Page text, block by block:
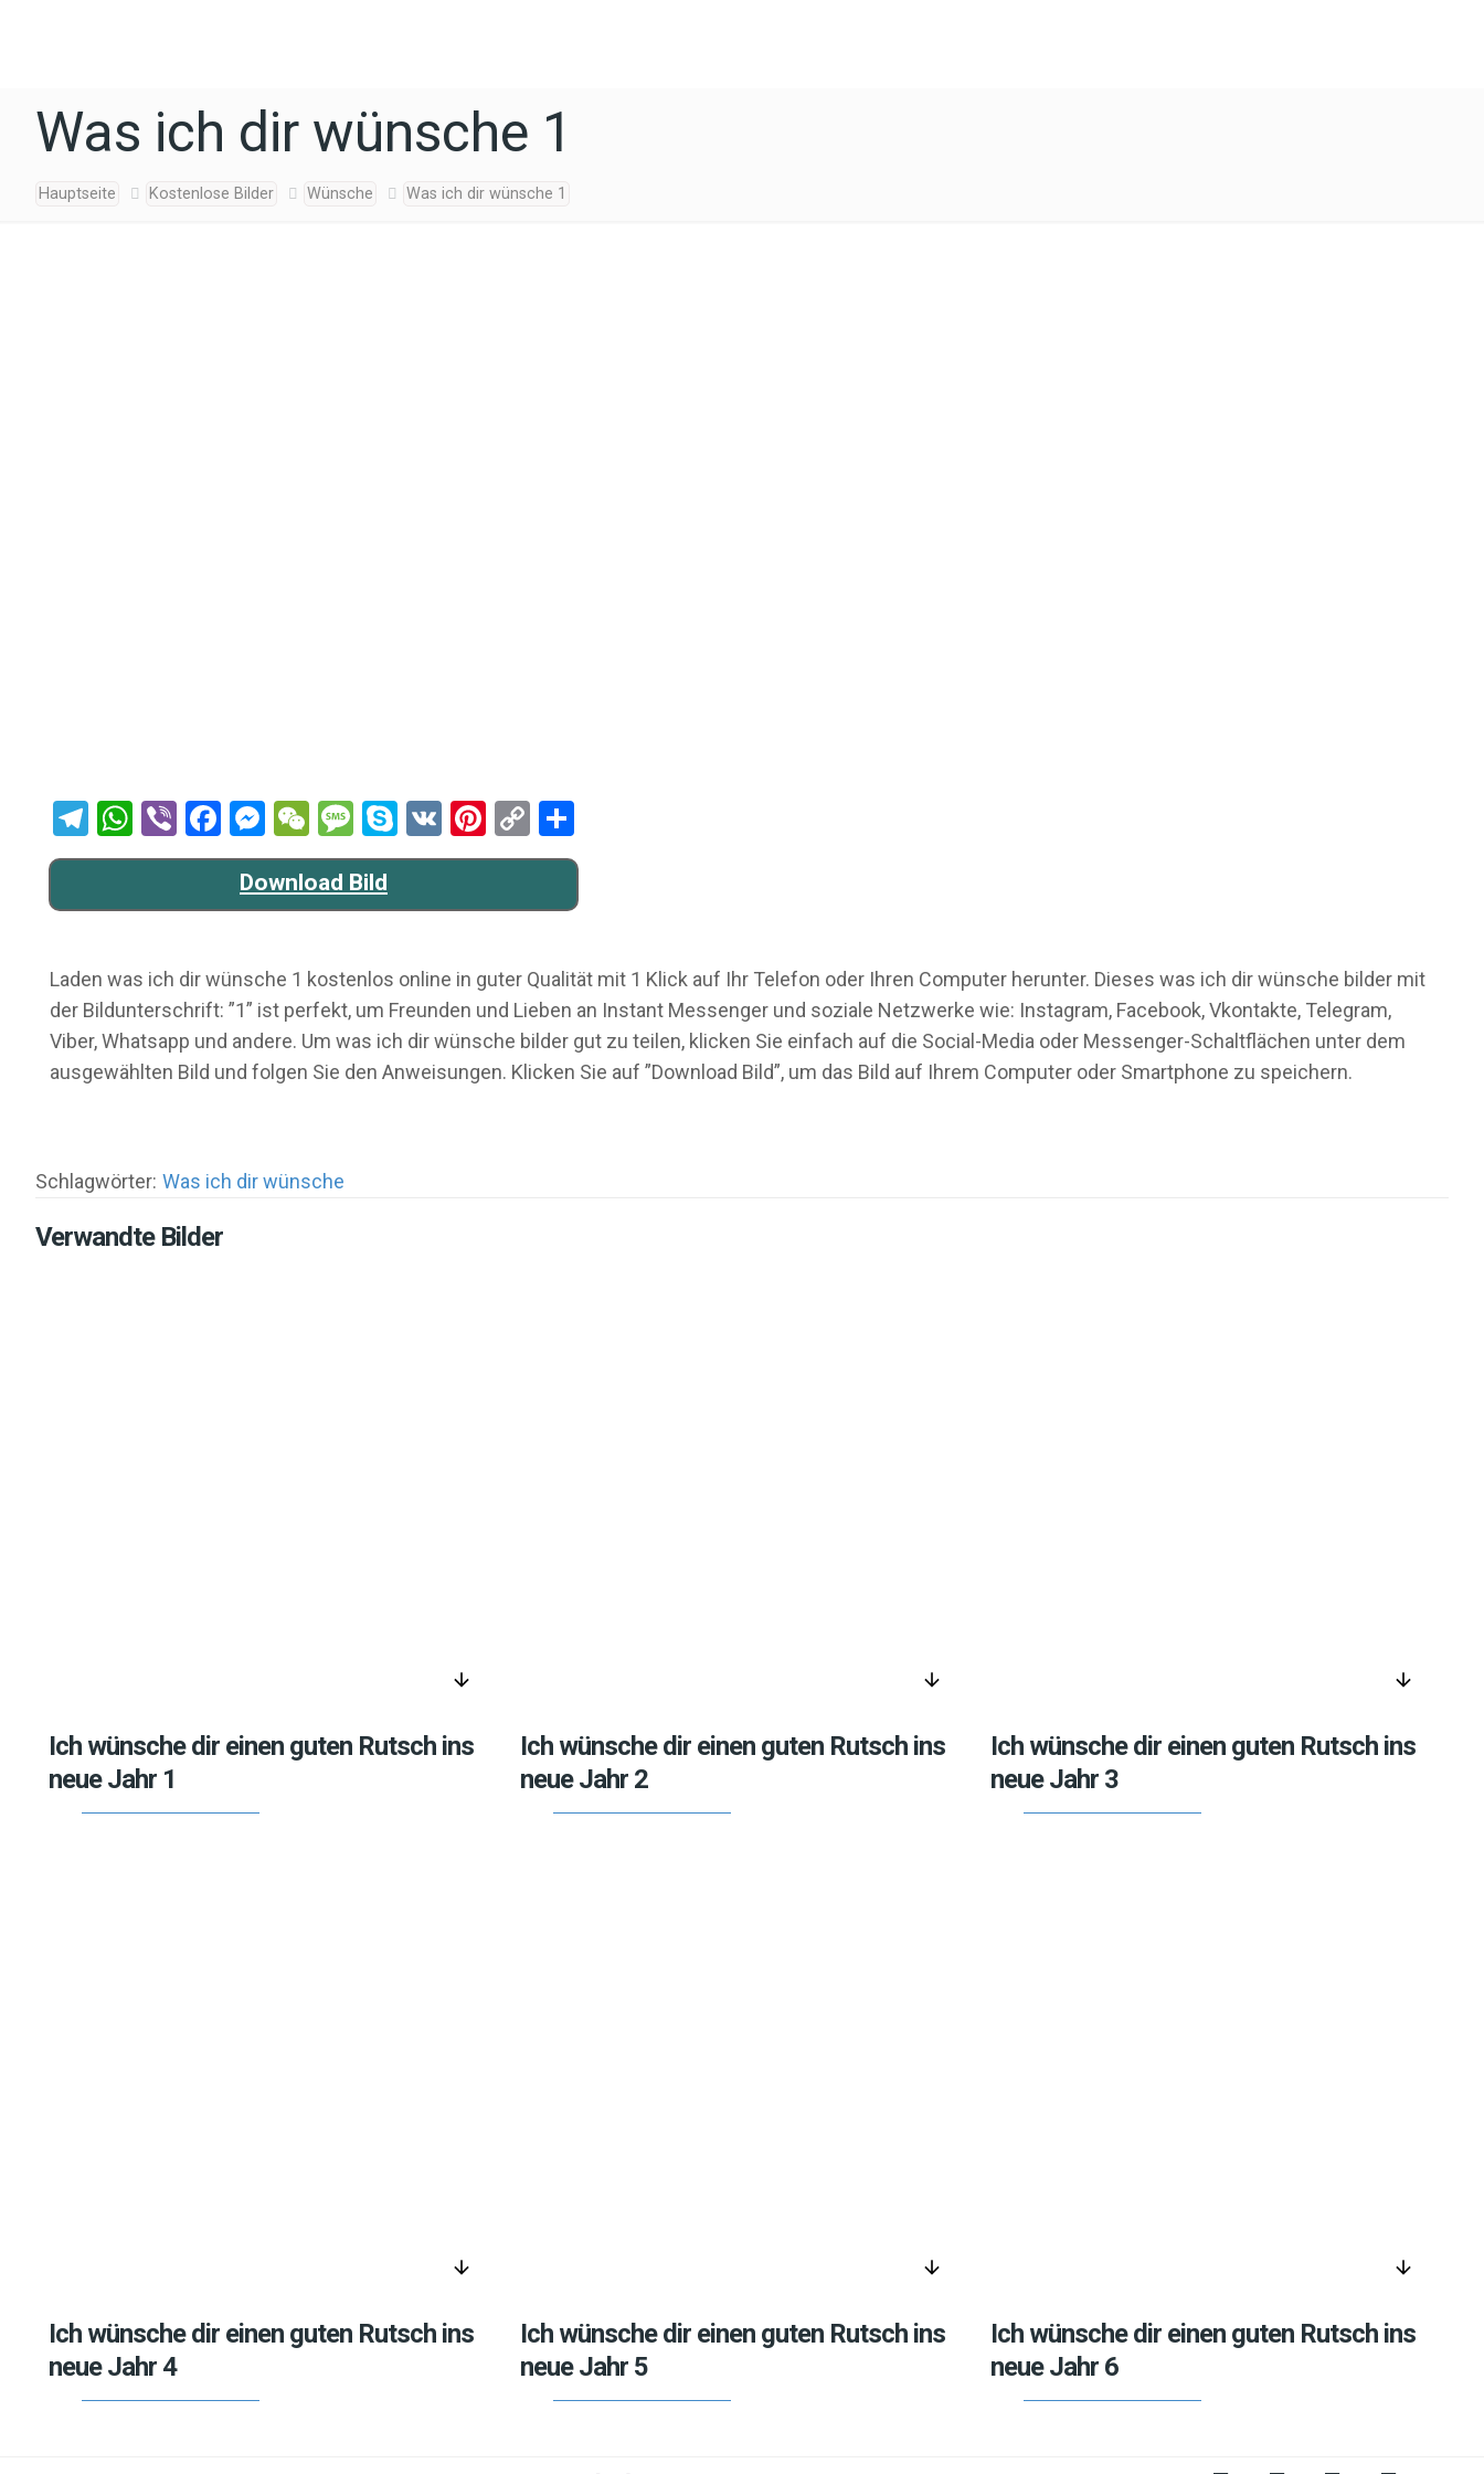
Was ich dir wünsche 1
Hauptseite Kostenlose Bilder Wünsche Was ich dir wünsche 1
Telegram
WhatsApp
ViberFacebook
Messenger
WeChat
Message
Skype
VK Pinterest
Copy
Link
Download Bild
Laden was ich dir wünsche 1 kostenlos online in guter Qualität mit 1 Klick auf Ihr Telefon oder Ihren Computer herunter. Dieses was ich dir wünsche bilder mit
der Bildunterschrift: ”1” ist perfekt, um Freunden und Lieben an Instant Messenger und soziale Netzwerke wie: Instagram, Facebook, Vkontakte, Telegram,
Viber, Whatsapp und andere. Um was ich dir wünsche bilder gut zu teilen, klicken Sie einfach auf die Social-Media oder Messenger-Schaltflächen unter dem
ausgewählten Bild und folgen Sie den Anweisungen. Klicken Sie auf ”Download Bild”, um das Bild auf Ihrem Computer oder Smartphone zu speichern.
Schlagwörter: Was ich dir wünsche
Verwandte Bilder
arrow_downward
Ich wünsche dir einen guten Rutsch ins
neue Jahr 1
arrow_downward
Ich wünsche dir einen guten Rutsch ins
neue Jahr 2
arrow_downward
Ich wünsche dir einen guten Rutsch ins
neue Jahr 3
arrow_downward
Ich wünsche dir einen guten Rutsch ins
neue Jahr 4
arrow_downward
Ich wünsche dir einen guten Rutsch ins
neue Jahr 5
arrow_downward
Ich wünsche dir einen guten Rutsch ins
neue Jahr 6